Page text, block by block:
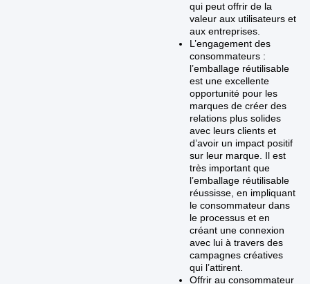
qui peut offrir de la
valeur aux utilisateurs et
aux entreprises.
L’engagement des
consommateurs :
l’emballage réutilisable
est une excellente
opportunité pour les
marques de créer des
relations plus solides
avec leurs clients et
d’avoir un impact positif
sur leur marque. Il est
très important que
l’emballage réutilisable
réussisse, en impliquant
le consommateur dans
le processus et en
créant une connexion
avec lui à travers des
campagnes créatives
qui l’attirent.
Offrir au consommateur